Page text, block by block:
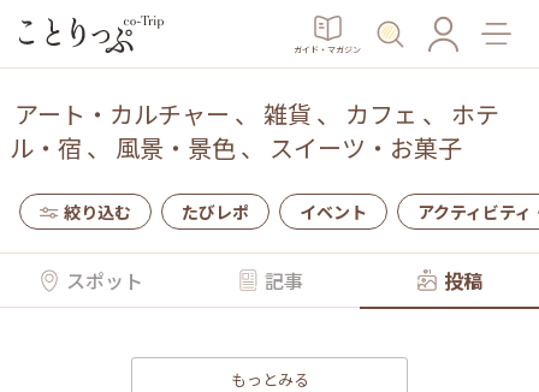
ガイド・マガジン
アート・カルチャー 、 雑貨 、 カフェ 、 ホテ
ル・宿 、 風景・景色、 スイーツ・お菓子
絞り込む たびレポ イベント アクティビティ
スポット 記事 投稿
もっとみる